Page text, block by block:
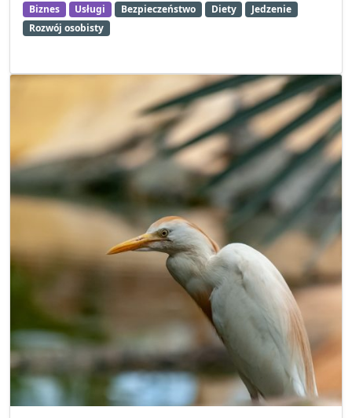
Biznes Usługi Bezpieczeństwo Diety
Jedzenie
Rozwój osobisty